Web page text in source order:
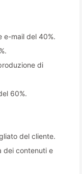
e-mail del 40%.
di
60%.
del cliente.
dei contenuti e